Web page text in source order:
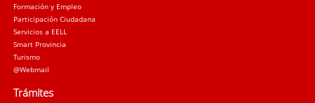
Formación y Empleo
Participación Ciudadana
Servicios a EELL
Smart Provincia
Turismo
@Webmail
Trámites